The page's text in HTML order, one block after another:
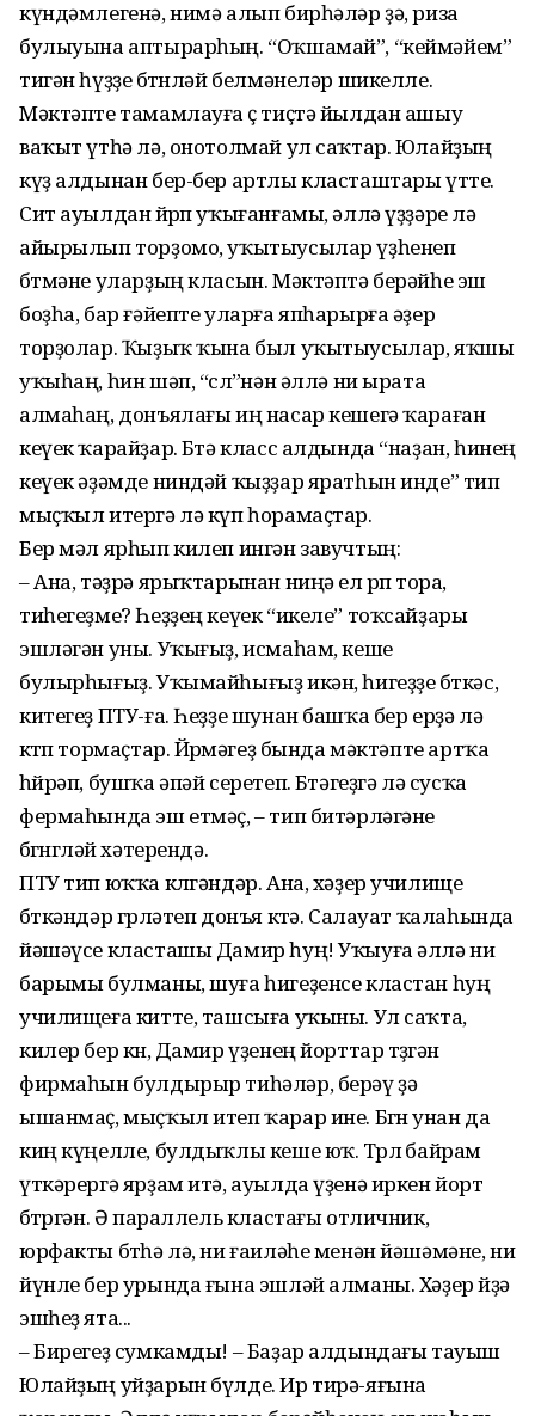
күндәмлегенә, нимә алып бирһәләр ҙә, риза
булыуына аптырарһың. “Оҡшамай”, “кеймәйем”
тигән һүҙҙе бөтөнләй белмәнеләр шикелле.
Мәктәпте тамамлауға өҫ тиҫтә йылдан ашыу
ваҡыт үтһә лә, онотолмай ул саҡтар. Юлайҙың
күҙ алдынан бер-бер артлы клас­таштары үтте.
Сит ауылдан йөрөп уҡығанғамы, әллә үҙҙәре лә
айырылып торҙомо, уҡытыу­сылар үҙһенеп
бөтмәне уларҙың класын. Мәктәптә берәйһе эш
боҙһа, бар ғәйепте улар­ға япһарырға әҙер
торҙолар. Ҡыҙыҡ ҡына был уҡытыусылар, яҡшы
уҡыһаң, һин шәп, “өслө”нән әллә ни ырата
алмаһаң, донъялағы иң насар кешегә ҡараған
кеүек ҡарай­ҙар. Бөтә класс алдында “наҙан, һинең
кеүек әҙәмде ниндәй ҡыҙҙар яратһын инде” тип
мыҫҡыл итергә лә күп һорамаҫтар.
Бер мәл ярһып килеп ингән завучтың:
– Ана, тәҙрә ярыҡтарынан ниңә ел өрөп тора,
тиһегеҙме? Һеҙҙең кеүек “икеле” тоҡсай­ҙары
эшләгән уны. Уҡығыҙ, исмаһам, кеше
булырһығыҙ. Уҡымайһығыҙ икән, һигеҙҙе бөткәс,
китегеҙ ПТУ-ға. Һеҙҙе шунан башҡа бер ерҙә лә
көтөп тормаҫтар. Йөрөмәгеҙ бында мәктәпте артҡа
һөйрәп, бушҡа әпәй серетеп. Бөтәгеҙгә лә сусҡа
фермаһында эш етмәҫ, – тип битәрләгәне
бөгөнгөләй хәтерендә.
ПТУ тип юҡҡа көлгәндәр. Ана, хәҙер училище
бөткәндәр гөрләтеп донъя көтә. Салауат ҡалаһында
йәшәүсе класташы Дамир һуң! Уҡыуға әллә ни
барымы булманы, шуға һигеҙенсе кластан һуң
училищеға китте, ташсыға уҡыны. Ул саҡта,
килер бер көн, Дамир үҙенең йорттар төҙөгән
фирмаһын булдырыр тиһәләр, берәү ҙә
ышанмаҫ, мыҫҡыл итеп ҡарар ине. Бөгөн унан да
киң күңелле, булдыҡлы кеше юҡ. Төрлө байрам
үткәрергә ярҙам итә, ауылда үҙенә иркен йорт
бөтөргән. Ә параллель кластағы отличник,
юрфакты бөтһә лә, ни ғаиләһе менән йәшәмәне, ни
йүнле бер урында ғына эшләй алманы. Хәҙер өйҙә
эшһеҙ ята...
– Бирегеҙ сумкамды! – Баҙар алдындағы тауыш
Юлайҙың уйҙарын бүлде. Ир тирә-яғына